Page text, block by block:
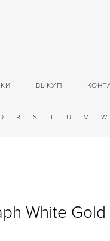
ВЫКУП
R S T U V W
White Gold